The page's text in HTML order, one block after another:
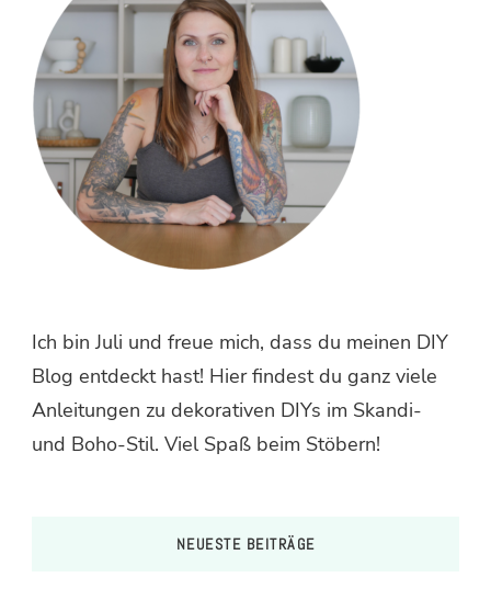
Ich bin Juli und freue mich, dass du meinen DIY
Blog entdeckt hast! Hier findest du ganz viele
Anleitungen zu dekorativen DIYs im Skandi-
und Boho-Stil. Viel Spaß beim Stöbern!
NEUESTE BEITRÄGE